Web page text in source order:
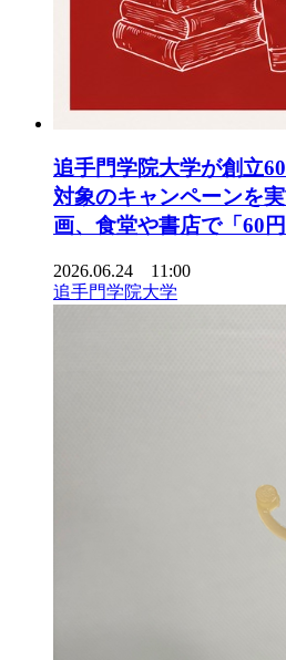
追手門学院大学が創立
対象のキャンペーンを
画、食堂や書店で「60
2026.06.24 11:00
追手門学院大学